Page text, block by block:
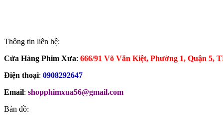
Thông tin liên hệ:
Cửa Hàng Phim Xưa: 666/91 Võ Văn Kiệt, Phường 1, Quận 5,
Điện thoại: 0908292647
Email: shopphimxua56@gmail.com
Bản đồ: